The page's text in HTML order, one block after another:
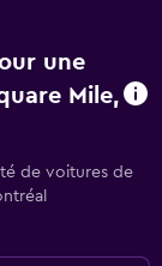
une
Mile,
de voitures de